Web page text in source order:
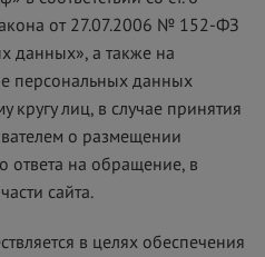
от 27.07.2006 № 152-ФЗ
данных», а также на
персональных данных
кругу лиц, в случае принятия
о размещении
ответа на обращение, в
сайта.
в целях обеспечения